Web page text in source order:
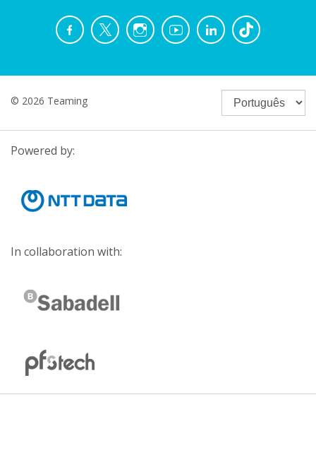
© 2026 Teaming
Powered by:
In collaboration with: